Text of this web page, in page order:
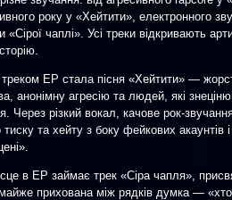
року у «Хейтити», електронного
чаплі». Усі треки відкривають
EP стала пісня «Хейтити» —
анонімну агресію та людей, які
Через різкий вокал, качове рок-
тиску та хейту з боку фейкових
в EP займає трек «Сіра чапля»,
прихована між рядків думка —